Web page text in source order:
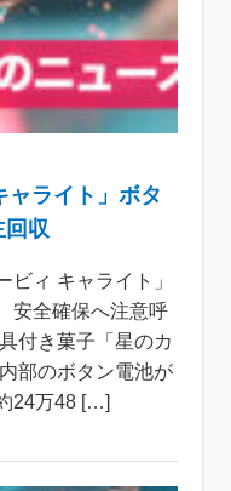
ャライト」ボタ
収
ビィ キャライト」
安全確保へ注意呼
付き菓子「星のカ
部のボタン電池が
24万48 […]